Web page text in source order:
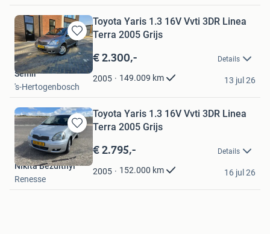
Bewaren
in
Mijn
Favorieten
Toyota Yaris 1.3 16V Vvti 3DR Linea
Terra 2005 Grijs
€ 2.300,- Details
2005 149.009 km
Semir
's-Hertogenbosch
13 jul 26
Bewaren
in
Mijn
Favorieten
Toyota Yaris 1.3 16V Vvti 3DR Linea
Terra 2005 Grijs
€ 2.795,- Details
2005 152.000 km
Nikita Bezditnyi
Renesse
16 jul 26